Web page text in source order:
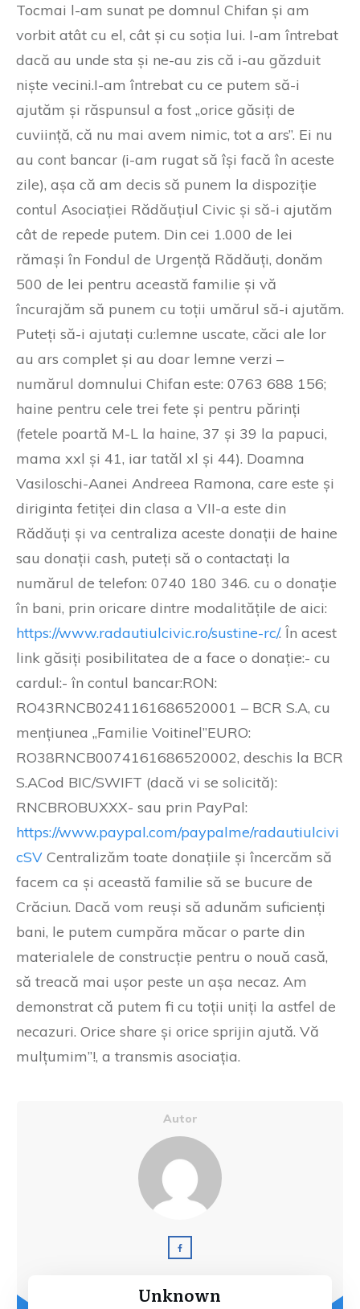
Tocmai l-am sunat pe domnul Chifan și am
vorbit atât cu el, cât și cu soția lui. I-am întrebat
dacă au unde sta și ne-au zis că i-au găzduit
niște vecini.I-am întrebat cu ce putem să-i
ajutăm și răspunsul a fost „orice găsiți de
cuviință, că nu mai avem nimic, tot a ars”. Ei nu
au cont bancar (i-am rugat să își facă în aceste
zile), așa că am decis să punem la dispoziție
contul Asociației Rădăuțiul Civic și să-i ajutăm
cât de repede putem. Din cei 1.000 de lei
rămași în Fondul de Urgență Rădăuți, donăm
500 de lei pentru această familie și vă
încurajăm să punem cu toții umărul să-i ajutăm.
Puteți să-i ajutați cu:lemne uscate, căci ale lor
au ars complet și au doar lemne verzi –
numărul domnului Chifan este: 0763 688 156;
haine pentru cele trei fete și pentru părinți
(fetele poartă M-L la haine, 37 și 39 la papuci,
mama xxl și 41, iar tatăl xl și 44). Doamna
Vasiloschi-Aanei Andreea Ramona, care este și
diriginta fetiței din clasa a VII-a este din
Rădăuți și va centraliza aceste donații de haine
sau donații cash, puteți să o contactați la
numărul de telefon: 0740 180 346. cu o donație
în bani, prin oricare dintre modalitățile de aici:
https://www.radautiulcivic.ro/sustine-rc/. În acest
link găsiți posibilitatea de a face o donație:- cu
cardul:- în contul bancar:RON:
RO43RNCB0241161686520001 – BCR S.A, cu
mențiunea „Familie Voitinel”EURO:
RO38RNCB0074161686520002, deschis la BCR
S.ACod BIC/SWIFT (dacă vi se solicită):
RNCBROBUXXX- sau prin PayPal:
https://www.paypal.com/paypalme/radautiulcivi
cSV Centralizăm toate donațiile și încercăm să
facem ca și această familie să se bucure de
Crăciun. Dacă vom reuși să adunăm suficienți
bani, le putem cumpăra măcar o parte din
materialele de construcție pentru o nouă casă,
să treacă mai ușor peste un așa necaz. Am
demonstrat că putem fi cu toții uniți la astfel de
necazuri. Orice share și orice sprijin ajută. Vă
mulțumim”!, a transmis asociația.
Autor
Unknown